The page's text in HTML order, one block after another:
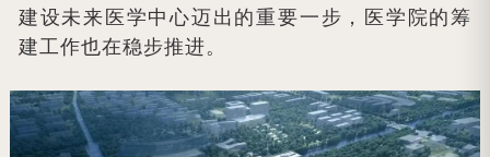
建设未来医学中心迈出的重要一步，医学院的筹
建工作也在稳步推进。